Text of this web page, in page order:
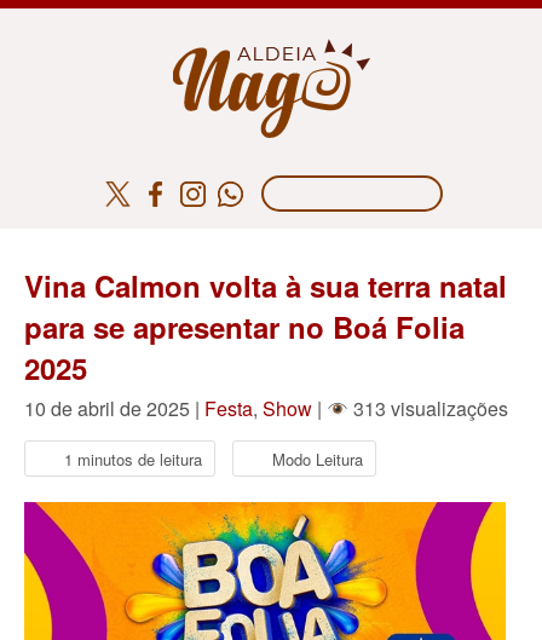
Vina Calmon volta à sua terra natal
para se apresentar no Boá Folia
2025
10 de abril de 2025 | Festa, Show | 313 visualizações
1 minutos de leitura Modo Leitura